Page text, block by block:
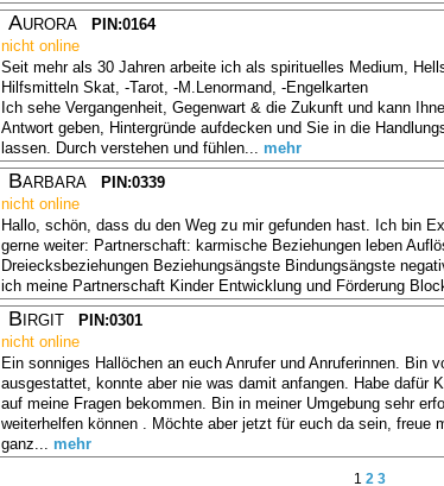
Aurora
PIN:0164
nicht online
Seit mehr als 30 Jahren arbeite ich als spirituelles Medium,
Hilfsmitteln Skat, -Tarot, -M.Lenormand, -Engelkarten
Ich sehe Vergangenheit, Gegenwart & die Zukunft und kann
Antwort geben, Hintergründe aufdecken und Sie in die
lassen. Durch verstehen und fühlen... mehr
Barbara
PIN:0339
nicht online
Hallo, schön, dass du den Weg zu mir gefunden hast. Ich bin
gerne weiter: Partnerschaft: karmische Beziehungen leben
Dreiecksbeziehungen Beziehungsängste Bindungsängste
ich meine Partnerschaft Kinder Entwicklung und Förderung
Birgit
PIN:0301
nicht online
Ein sonniges Hallöchen an euch Anrufer und Anruferinnen. Bin
ausgestattet, konnte aber nie was damit anfangen. Habe dafür
auf meine Fragen bekommen. Bin in meiner Umgebung sehr
weiterhelfen können . Möchte aber jetzt für euch da sein, freue
ganz... mehr
1 2 3